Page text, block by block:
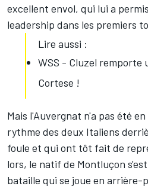
excellent envol, qui lui a
leadership dans les premiers
Lire aussi :
WSS - Cluzel remporte
Cortese !
Mais l'Auvergnat n'a pas été
rythme des deux Italiens
foule et qui ont tôt fait de
lors, le natif de Montluçon
bataille qui se joue en arrière-